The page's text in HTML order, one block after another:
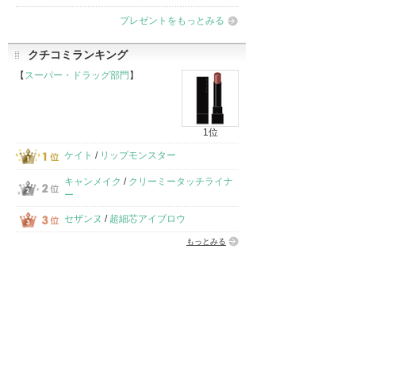
品
プレゼントをもっとみる
クチコミランキング
【 スーパー・ドラッグ部門 】
1位
ケイト / リップモンスター
キャンメイク / クリーミータッチライナ
ー
セザンヌ / 超細芯アイブロウ
もっとみる